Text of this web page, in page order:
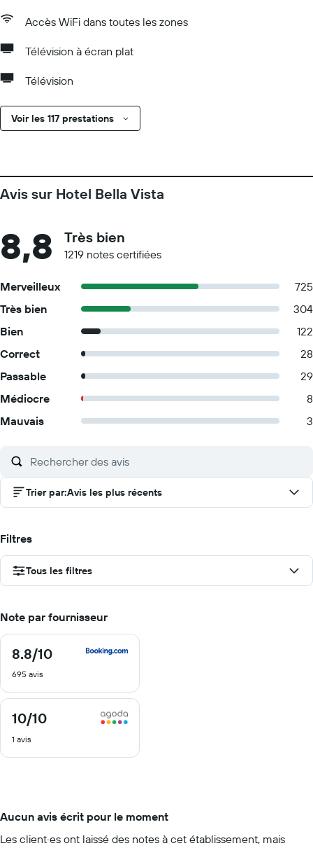
Accès WiFi dans toutes les zones
Télévision à écran plat
Télévision
Voir les 117 prestations
Avis sur Hotel Bella Vista
8,8 Très bien
1219 notes certifiées
Merveilleux
725
Très bien
304
Bien
122
Correct
28
Passable
29
Médiocre
8
Mauvais
3
Trier par:Avis les plus récents
Filtres
Tous les filtres
Note par fournisseur
8.8/10
8.8
10
695 avis
10/10
10
10
1 avis
Aucun avis écrit pour le moment
Les client·es ont laissé des notes à cet établissement, mais